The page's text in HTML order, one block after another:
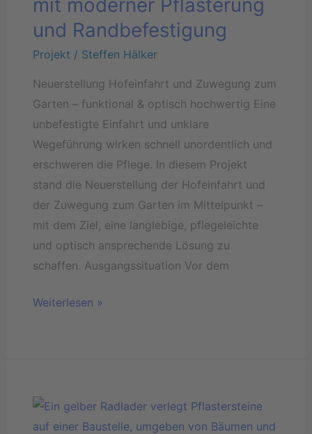
mit moderner Pflasterung
und Randbefestigung
Projekt / Steffen Hälker
Neuerstellung Hofeinfahrt und Zuwegung zum
Garten – funktional & optisch hochwertig Eine
unbefestigte Einfahrt und unklare
Wegeführung wirken schnell unordentlich und
erschweren die Pflege. In diesem Projekt
stand die Neuerstellung der Hofeinfahrt und
der Zuwegung zum Garten im Mittelpunkt –
mit dem Ziel, eine langlebige, pflegeleichte
und optisch ansprechende Lösung zu
schaffen. Ausgangssituation Vor dem
Pflasterung
und
Randbefestigung
Weiterlesen »
Neubau
einer